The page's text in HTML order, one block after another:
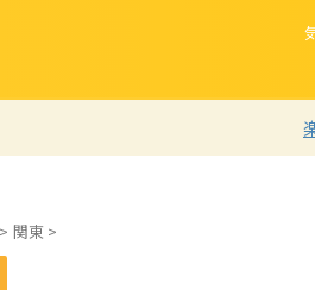
> 関東 >